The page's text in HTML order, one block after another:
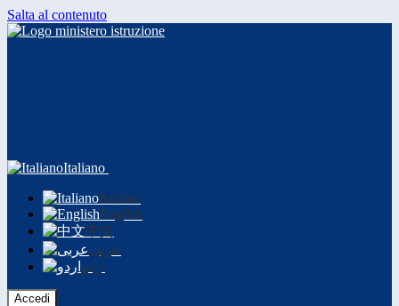
Salta al contenuto
Italiano
Italiano
English
中文
عربى
اردو
Accedi